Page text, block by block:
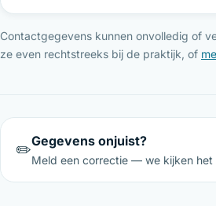
Contactgegevens kunnen onvolledig of
ze even rechtstreeks bij de praktijk, of
✏️Gegevens onjuist?
Meld een correctie — we kijken het